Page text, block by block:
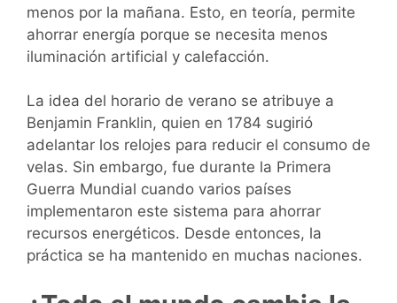
menos por la mañana. Esto, en teoría, permite
ahorrar energía porque se necesita menos
iluminación artificial y calefacción.
La idea del horario de verano se atribuye a
Benjamin Franklin, quien en 1784 sugirió
adelantar los relojes para reducir el consumo de
velas. Sin embargo, fue durante la Primera
Guerra Mundial cuando varios países
implementaron este sistema para ahorrar
recursos energéticos. Desde entonces, la
práctica se ha mantenido en muchas naciones.